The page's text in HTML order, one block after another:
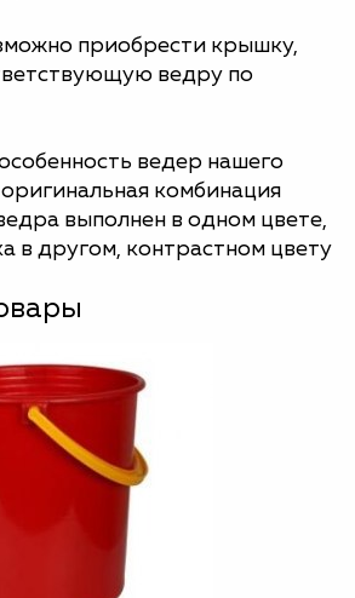
приобрести крышку,
ведру по
ведер нашего
комбинация
выполнен в одном цвете,
в другом, контрастном цвету